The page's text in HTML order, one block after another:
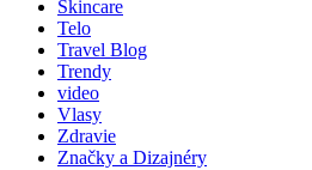
Skincare
Telo
Travel Blog
Trendy
video
Vlasy
Zdravie
Značky a Dizajnéry